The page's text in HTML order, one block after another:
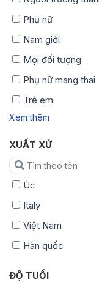
Phụ nữ
Nam giới
Mọi đối tượng
Phụ nữ mang thai
Trẻ em
Xem thêm
XUẤT XỨ
Úc
Italy
Việt Nam
Hàn quốc
ĐỘ TUỔI